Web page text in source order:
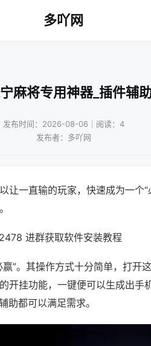
多吖网
麻将专用神器_插件辅
发布时间：2026-08-06｜阅读：4
发布者：多吖网
让一直输的玩家，快速成为一个
进群获取软件安装教程
”。其操作方式十分简单，打开
开挂功能，一键便可以生成出手
助都可以满足需求。